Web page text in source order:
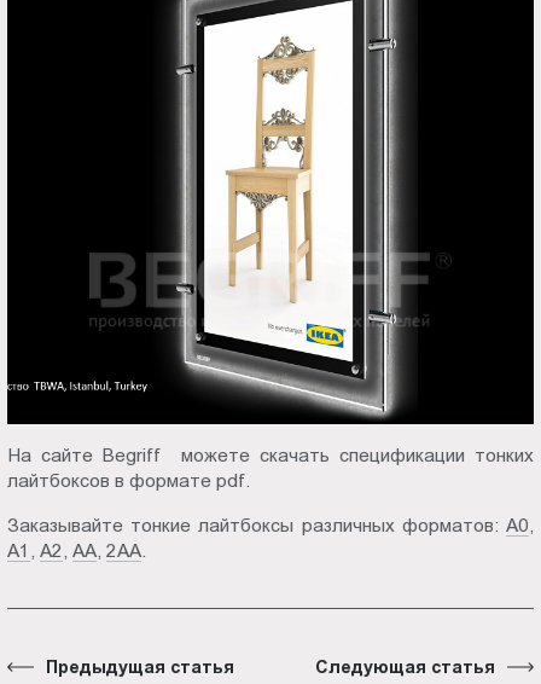
На сайте Begriff можете скачать спецификации тонких
лайтбоксов в формате pdf.
Заказывайте тонкие лайтбоксы различных форматов: А0
А1
,А2 ,АА ,2АА
Предыдущая статья Следующая статья